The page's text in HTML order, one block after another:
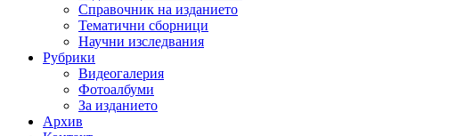
Справочник на изданието
Тематични сборници
Научни изследвания
Рубрики
Видеогалерия
Фотоалбуми
За изданието
Архив